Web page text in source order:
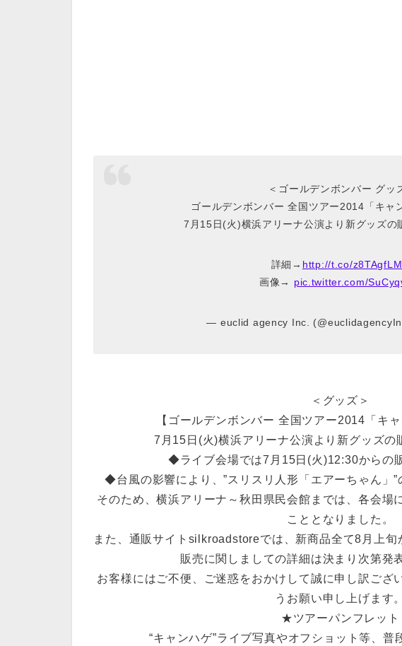
＜ゴールデンボンバー グッ
ゴールデンボンバー 全国ツアー2014「キャ
7月15日(火)横浜アリーナ公演より新グッズの
詳細→ http://t.co/
画像→ pic.twitter.com/
— euclid agency Inc.
＜グッズ＞
【ゴールデンボンバー 全国ツアー2014「キ
7月15日(火)横浜アリーナ公演より新グッズの
◆ライブ会場では7月15日(火)12:30からの
◆台風の影響により、”スリスリ人形「エアーちゃん」”
そのため、横浜アリーナ～秋田県民会館までは、各会場
こととなりました。
また、通販サイトsilkroadstoreでは、新商品全て8月上旬
販売に関しましての詳細は決まり次第発
お客様にはご不便、ご迷惑をおかけして誠に申し訳ござ
うお願い申し上げます。
★ツアーパンフレット
“キャンハゲ”ライブ写真やオフショット等、普